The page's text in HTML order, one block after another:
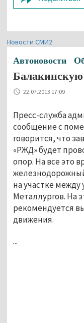
Новости СМИ2
Автоновости
Балакинскую
22.07.2013 17:09
Пресс-служба
сообщение с
говорится, что
«РЖД» будет
опор. На все это
на участке
Металлургов. На
рекомендуется
движения.
...